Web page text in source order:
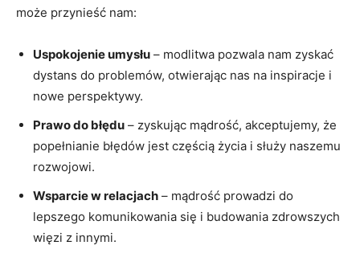
może przynieść nam:
Uspokojenie umysłu – modlitwa pozwala nam zyskać
dystans do‌ problemów, otwierając nas na inspiracje i
nowe perspektywy.
Prawo ⁢do błędu – zyskując⁣ mądrość, akceptujemy, że
popełnianie błędów jest częścią życia i służy naszemu
rozwojowi.
Wsparcie w ​relacjach – mądrość prowadzi do
lepszego ‌komunikowania się i budowania zdrowszych
więzi ‌z innymi.